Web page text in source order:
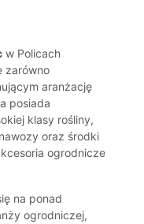
w Policach
zarówno
aranżację
posiada
klasy rośliny,
oraz środki
ogrodnicze
na ponad
ogrodniczej,